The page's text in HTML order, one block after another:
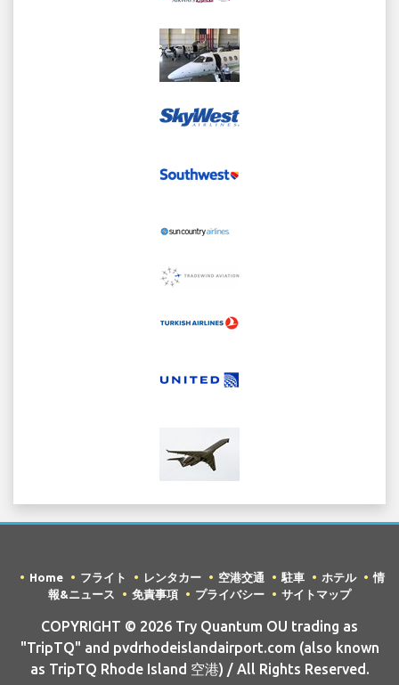
Home フライト レンタカー 空港交通 駐車 ホテル
情
報&ニュース
免責事項 プライバシー サイトマップ
COPYRIGHT © 2026 Try Quantum OU trading as
"TripTQ" and pvdrhodeislandairport.com (also known
as TripTQ Rhode Island 空港) / All Rights Reserved.